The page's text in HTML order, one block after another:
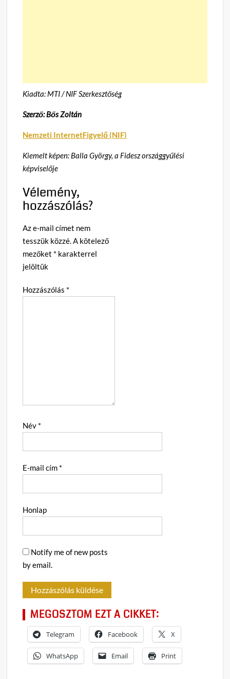
Kiadta: MTI / NIF Szerkesztőség
Szerző: Bős Zoltán
Nemzeti InternetFigyelő (NIF)
Kiemelt képen: Balla György, a Fidesz országgyűlési
képviselője
Vélemény,
hozzászólás?
Az e-mail címet nem
tesszük közzé.A kötelező
mezőket * karakterrel
jelöltük
Hozzászólás *
Név *
E-mail cím *
Honlap
Notify me of new posts
by email.
MEGOSZTOM EZT A CIKKET:
Telegram Facebook X
WhatsApp Email Print